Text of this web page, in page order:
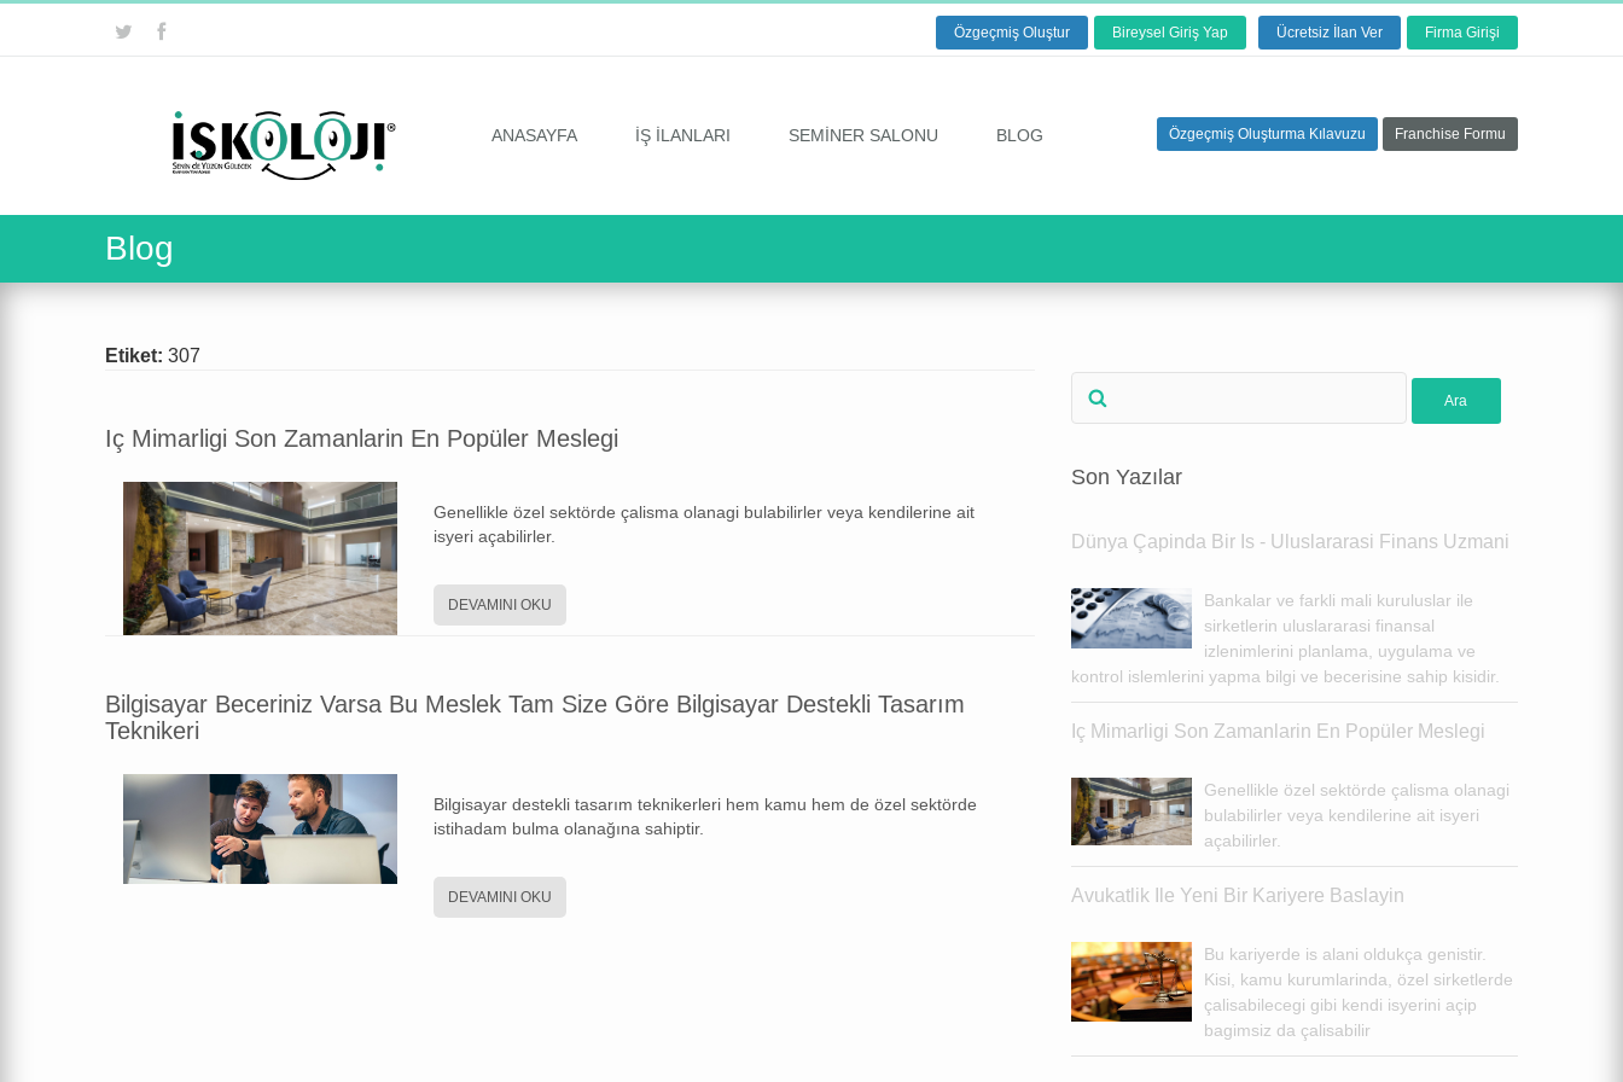
Özgeçmiş Oluştur Bireysel Giriş Yap Firma Girişi
Ücretsiz İlan Ver
ANASAYFA İŞ İLANLARI SEMİNER SALONU BLOG Özgeçmiş Oluşturma Kılavuzu Franchise Formu
Blog
Etiket: 307
Iç Mimarligi Son Zamanlarin En Popüler Meslegi
Genellikle özel sektörde çalisma olanagi bulabilirler veya kendilerine ait
isyeri açabilirler.
DEVAMINI OKU
Bilgisayar Beceriniz Varsa Bu Meslek Tam Size Göre Bilgisayar Destekli Tasarım
Teknikeri
Bilgisayar destekli tasarım teknikerleri hem kamu hem de özel sektörde
istihadam bulma olanağına sahiptir.
DEVAMINI OKU
Son Yazılar
Dünya Çapinda Bir Is - Uluslararasi Finans Uzmani
Bankalar ve farkli mali kuruluslar ile
sirketlerin uluslararasi finansal
izlenimlerini planlama, uygulama ve
kontrol islemlerini yapma bilgi ve becerisine sahip kisidir.
Iç Mimarligi Son Zamanlarin En Popüler Meslegi
Genellikle özel sektörde çalisma olanagi
bulabilirler veya kendilerine ait isyeri
açabilirler.
Avukatlik Ile Yeni Bir Kariyere Baslayin
Bu kariyerde is alani oldukça genistir.
Kisi, kamu kurumlarinda, özel sirketlerde
çalisabilecegi gibi kendi isyerini açip
bagimsiz da çalisabilir